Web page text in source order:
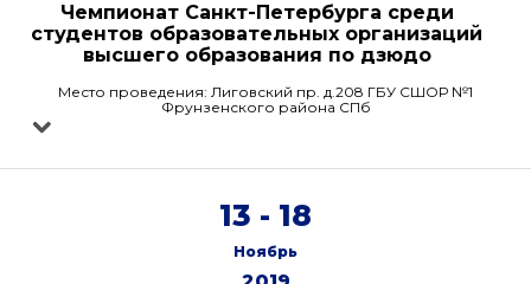
Чемпионат Санкт-Петербурга среди
студентов образовательных организаций
высшего образования по дзюдо
Место проведения: Лиговский пр. д.208 ГБУ СШОР №1
Фрунзенского района СПб
13 - 18
Ноябрь